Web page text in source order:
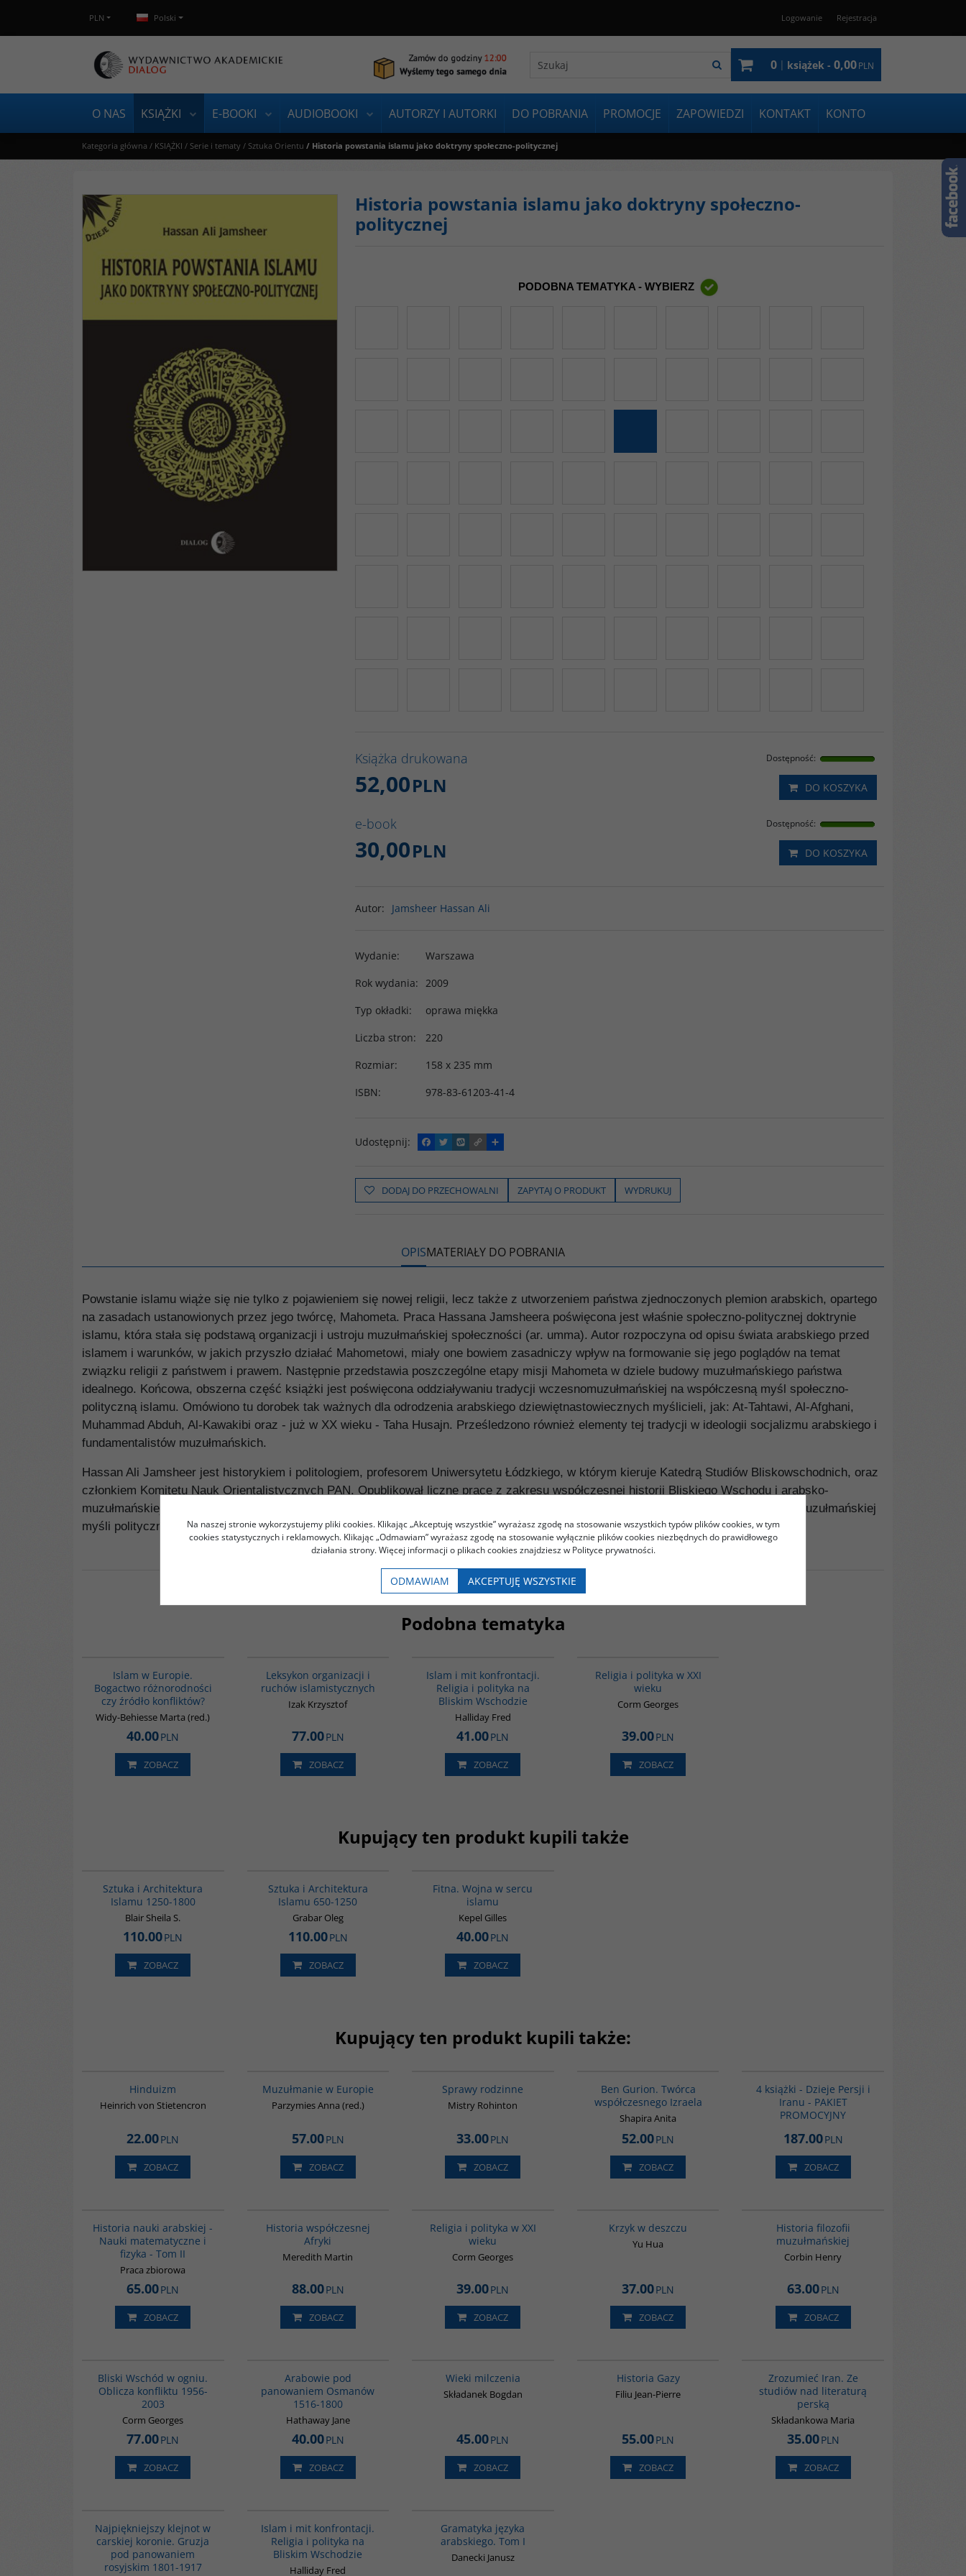
PLN Polski Logowanie Rejestracja
0 | książek - 0,00PLN
O NAS KSIĄŻKI E-BOOKI AUDIOBOOKI AUTORZY I AUTORKI DO POBRANIA PROMOCJE ZAPOWIEDZI KONTAKT KONTO
Kategoria główna / KSIĄŻKI / Serie i tematy / Sztuka Orientu / Historia powstania islamu jako doktryny społeczno-politycznej
Historia powstania islamu jako doktryny społeczno-
politycznej
PODOBNA TEMATYKA - WYBIERZ
Książka drukowana Dostępność:
52,00PLN DO KOSZYKA
e-book Dostępność:
30,00PLN DO KOSZYKA
Autor: Jamsheer Hassan Ali
Wydanie:
Warszawa
Rok wydania: 2009
Typ okładki:
oprawa miękka
Liczba stron:
220
Rozmiar:
158 x 235 mm
ISBN: 978-83-61203-41-4
Udostępnij:
F
a
e
b
o
T
w
t
t
e
W
y
o
p
C
o
y
L
i
P
o
z
i
e
ę
DODAJ DO PRZECHOWALNI ZAPYTAJ O PRODUKT WYDRUKUJ
OPISMATERIAŁY DO POBRANIA
Powstanie islamu wiąże się nie tylko z pojawieniem się nowej religii, lecz także z utworzeniem państwa zjednoczonych plemion arabskich, opartego
na zasadach ustanowionych przez jego twórcę, Mahometa. Praca Hassana Jamsheera poświęcona jest właśnie społeczno-politycznej doktrynie
islamu, która stała się podstawą organizacji i ustroju muzułmańskiej społeczności (ar. umma). Autor rozpoczyna od opisu świata arabskiego przed
islamem i warunków, w jakich przyszło działać Mahometowi, miały one bowiem zasadniczy wpływ na formowanie się jego poglądów na temat
związku religii z państwem i prawem. Następnie przedstawia poszczególne etapy misji Mahometa w dziele budowy muzułmańskiego państwa
idealnego. Końcowa, obszerna część książki jest poświęcona oddziaływaniu tradycji wczesnomuzułmańskiej na współczesną myśl społeczno-
polityczną islamu. Omówiono tu dorobek tak ważnych dla odrodzenia arabskiego dziewiętnastowiecznych myślicieli, jak: At-Tahtawi, Al-Afghani,
Muhammad Abduh, Al-Kawakibi oraz - już w XX wieku - Taha Husajn. Prześledzono również elementy tej tradycji w ideologii socjalizmu arabskiego i
fundamentalistów muzułmańskich.
Hassan Ali Jamsheer jest historykiem i politologiem, profesorem Uniwersytetu Łódzkiego, w którym kieruje Katedrą Studiów Bliskowschodnich, oraz
członkiem Komitetu Nauk Orientalistycznych PAN. Opublikował liczne prace z zakresu współczesnej historii Bliskiego Wschodu i arabsko-
muzułmańskiej myśli społeczno-politycznej, m.in. ostatnio: Współczesna historia Iraku, Reforma władzy i społeczeństwa w arabsko-muzułmańskiej
myśli politycznej wieków XIX i XX.
Podobna tematyka
Islam w Europie.
Bogactwo różnorodności
czy źródło konfliktów?
Widy-Behiesse Marta (red.)
40.00PLN
ZOBACZ
Leksykon organizacji i
ruchów islamistycznych
Izak Krzysztof
77.00PLN
ZOBACZ
Islam i mit konfrontacji.
Religia i polityka na
Bliskim Wschodzie
Halliday Fred
41.00PLN
ZOBACZ
Religia i polityka w XXI
wieku
Corm Georges
39.00PLN
ZOBACZ
Kupujący ten produkt kupili także
Sztuka i Architektura
Islamu 1250-1800
Blair Sheila S.
110.00PLN
ZOBACZ
Sztuka i Architektura
Islamu 650-1250
Grabar Oleg
110.00PLN
ZOBACZ
Fitna. Wojna w sercu
islamu
Kepel Gilles
40.00PLN
ZOBACZ
Kupujący ten produkt kupili także:
Hinduizm
Heinrich von Stietencron
22.00PLN
ZOBACZ
Muzułmanie w Europie
Parzymies Anna (red.)
57.00PLN
ZOBACZ
Sprawy rodzinne
Mistry Rohinton
33.00PLN
ZOBACZ
Ben Gurion. Twórca
współczesnego Izraela
Shapira Anita
52.00PLN
ZOBACZ
4 książki - Dzieje Persji i
Iranu - PAKIET
PROMOCYJNY
187.00PLN
ZOBACZ
Historia nauki arabskiej -
Nauki matematyczne i
fizyka - Tom II
Praca zbiorowa
65.00PLN
ZOBACZ
Historia współczesnej
Afryki
Meredith Martin
88.00PLN
ZOBACZ
Religia i polityka w XXI
wieku
Corm Georges
39.00PLN
ZOBACZ
Krzyk w deszczu
Yu Hua
37.00PLN
ZOBACZ
Historia filozofii
muzułmańskiej
Corbin Henry
63.00PLN
ZOBACZ
Bliski Wschód w ogniu.
Oblicza konfliktu 1956-
2003
Corm Georges
77.00PLN
ZOBACZ
Arabowie pod
panowaniem Osmanów
1516-1800
Hathaway Jane
40.00PLN
ZOBACZ
Wieki milczenia
Składanek Bogdan
45.00PLN
ZOBACZ
Historia Gazy
Filiu Jean-Pierre
55.00PLN
ZOBACZ
Zrozumieć Iran. Ze
studiów nad literaturą
perską
Składankowa Maria
35.00PLN
ZOBACZ
Najpiękniejszy klejnot w
carskiej koronie. Gruzja
pod panowaniem
rosyjskim 1801-1917
Islam i mit konfrontacji.
Religia i polityka na
Bliskim Wschodzie
Halliday Fred
Gramatyka języka
arabskiego. Tom I
Danecki Janusz
Na naszej stronie wykorzystujemy pliki cookies. Klikając „Akceptuję wszystkie” wyrażasz zgodę na stosowanie wszystkich typów plików cookies, w tym
cookies statystycznych i reklamowych. Klikając „Odmawiam” wyrażasz zgodę na stosowanie wyłącznie plików cookies niezbędnych do prawidłowego
działania strony. Więcej informacji o plikach cookies znajdziesz w Polityce prywatności.
ODMAWIAM AKCEPTUJĘ WSZYSTKIE